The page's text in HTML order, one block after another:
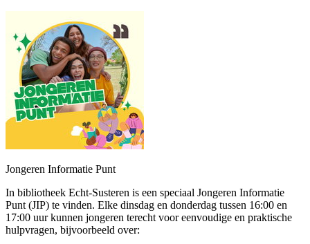
Jongeren Informatie Punt
In bibliotheek Echt-Susteren is een speciaal Jongeren Informatie
Punt (JIP) te vinden. Elke dinsdag en donderdag tussen 16:00 en
17:00 uur kunnen jongeren terecht voor eenvoudige en praktische
hulpvragen, bijvoorbeeld over: